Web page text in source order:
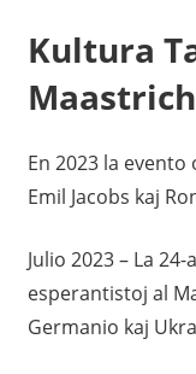
Kultura
En 2023 la
Emil Jacobs kaj
Julio 2023 – La
esperantistoj al
Germanio kaj